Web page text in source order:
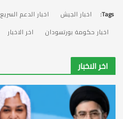
Tags: اخبار الجيش اخبار الدعم السريع
اخبار حكومة بورتسودان
اخر الاخبار
اخر الاخبار